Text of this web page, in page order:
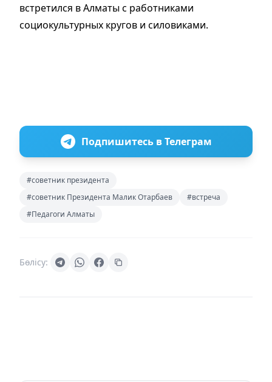
встретился в Алматы с работниками
социокультурных кругов и силовиками.
Подпишитесь в Телеграм
#советник президента
#советник Президента Малик Отарбаев
#встреча
#Педагоги Алматы
Бөлісу: